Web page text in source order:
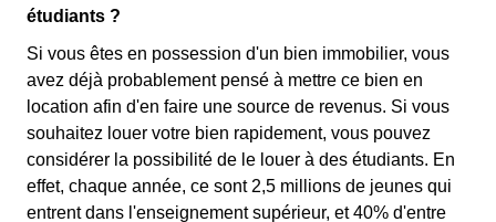
étudiants ?
Si vous êtes en possession d'un bien immobilier, vous
avez déjà probablement pensé à mettre ce bien en
location afin d'en faire une source de revenus. Si vous
souhaitez louer votre bien rapidement, vous pouvez
considérer la possibilité de le louer à des étudiants. En
effet, chaque année, ce sont 2,5 millions de jeunes qui
entrent dans l'enseignement supérieur, et 40% d'entre